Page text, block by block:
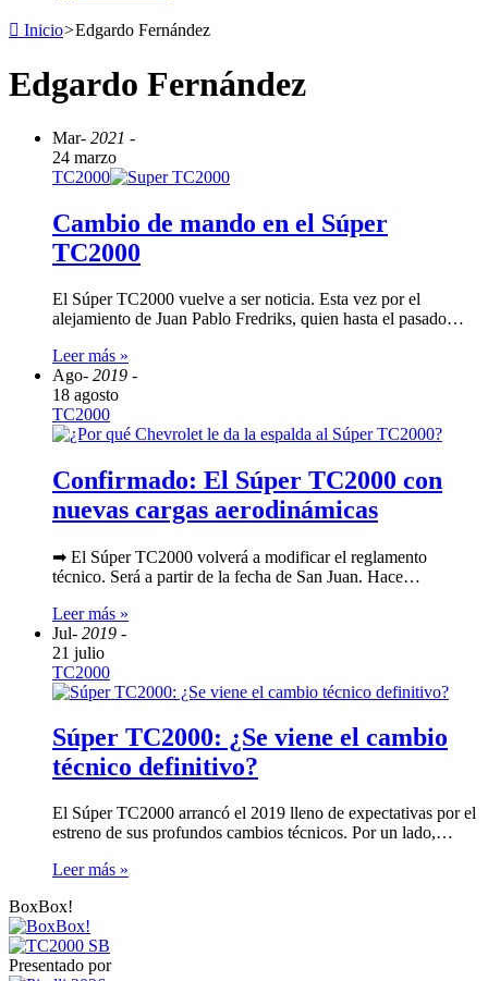
Inicio>Edgardo Fernández
Edgardo Fernández
Mar- 2021 -
24 marzo
TC2000
Cambio de mando en el Súper
TC2000
El Súper TC2000 vuelve a ser noticia. Esta vez por el
alejamiento de Juan Pablo Fredriks, quien hasta el pasado…
Leer más »
Ago- 2019 -
18 agosto
TC2000
Confirmado: El Súper TC2000 con
nuevas cargas aerodinámicas
➡ El Súper TC2000 volverá a modificar el reglamento
técnico. Será a partir de la fecha de San Juan. Hace…
Leer más »
Jul- 2019 -
21 julio
TC2000
Súper TC2000: ¿Se viene el cambio
técnico definitivo?
El Súper TC2000 arrancó el 2019 lleno de expectativas por el
estreno de sus profundos cambios técnicos. Por un lado,…
Leer más »
BoxBox!
Presentado por